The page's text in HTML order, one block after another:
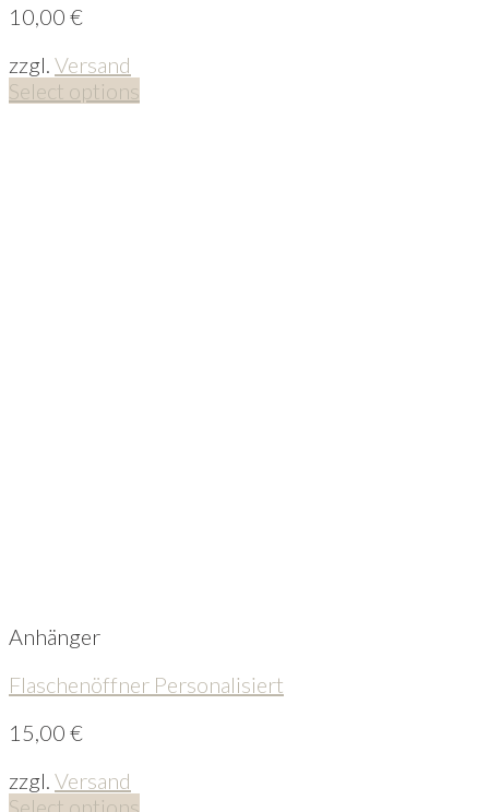
10,00 €
zzgl. Versand
Select options
Anhänger
Flaschenöffner Personalisiert
15,00 €
zzgl. Versand
Select options